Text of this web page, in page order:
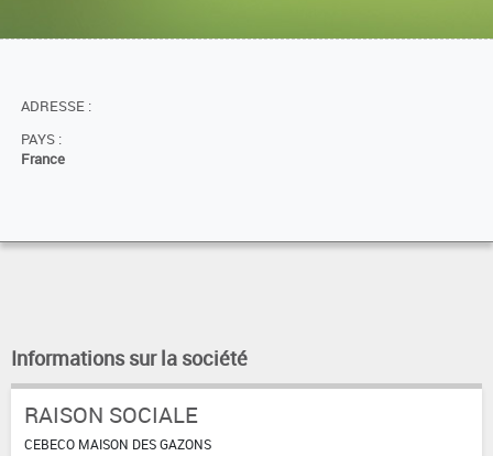
ADRESSE :
PAYS :
France
Informations sur la société
RAISON SOCIALE
CEBECO MAISON DES GAZONS